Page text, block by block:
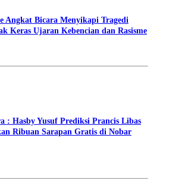
Angkat Bicara Menyikapi Tragedi
Keras Ujaran Kebencian dan Rasisme
: Hasby Yusuf Prediksi Prancis Libas
Ribuan Sarapan Gratis di Nobar